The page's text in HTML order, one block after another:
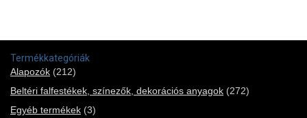
Termékkategóriák
Alapozók (212)
Beltéri falfestékek, színezők, dekorációs anyagok (272)
Egyéb termékek (3)